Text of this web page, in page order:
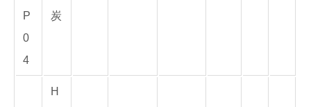
P
0
4
炭
H